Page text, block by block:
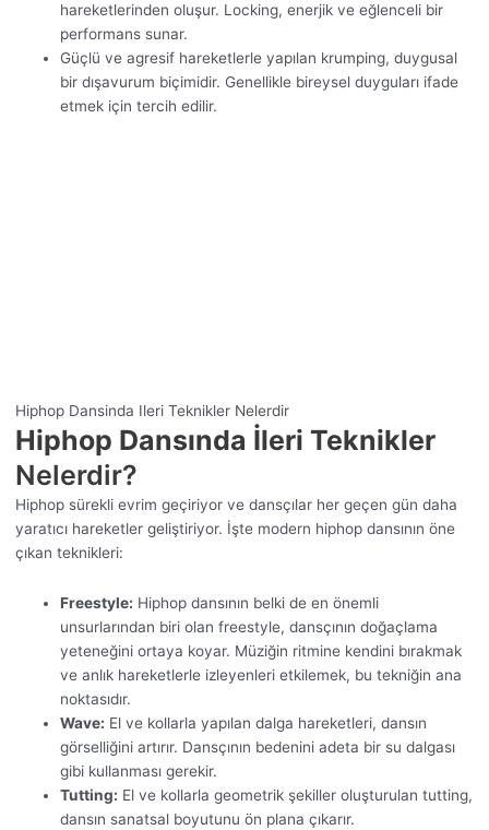
hareketlerinden oluşur. Locking, enerjik ve eğlenceli bir
performans sunar.
Güçlü ve agresif hareketlerle yapılan krumping, duygusal
bir dışavurum biçimidir. Genellikle bireysel duyguları ifade
etmek için tercih edilir.
Hiphop Dansinda Ileri Teknikler Nelerdir
Hiphop Dansında İleri Teknikler
Nelerdir?
Hiphop sürekli evrim geçiriyor ve dansçılar her geçen gün daha
yaratıcı hareketler geliştiriyor. İşte modern hiphop dansının öne
çıkan teknikleri:
Freestyle: Hiphop dansının belki de en önemli
unsurlarından biri olan freestyle, dansçının doğaçlama
yeteneğini ortaya koyar. Müziğin ritmine kendini bırakmak
ve anlık hareketlerle izleyenleri etkilemek, bu tekniğin ana
noktasıdır.
Wave: El ve kollarla yapılan dalga hareketleri, dansın
görselliğini artırır. Dansçının bedenini adeta bir su dalgası
gibi kullanması gerekir.
Tutting: El ve kollarla geometrik şekiller oluşturulan tutting,
dansın sanatsal boyutunu ön plana çıkarır.